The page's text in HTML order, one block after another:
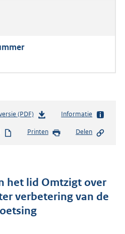
(PDF)b
s
d
s
g
r
Informatie
Printen Delen
het lid Omtzigt over
verbetering van de